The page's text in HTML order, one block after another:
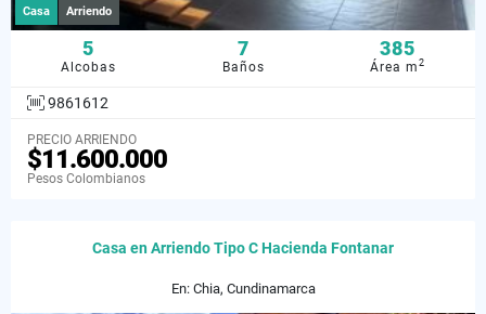
Casa Arriendo
5
Alcobas
7
Baños
385
Área m2
9861612
PRECIO ARRIENDO
$11.600.000
Pesos Colombianos
Casa en Arriendo Tipo C Hacienda Fontanar
En: Chia, Cundinamarca